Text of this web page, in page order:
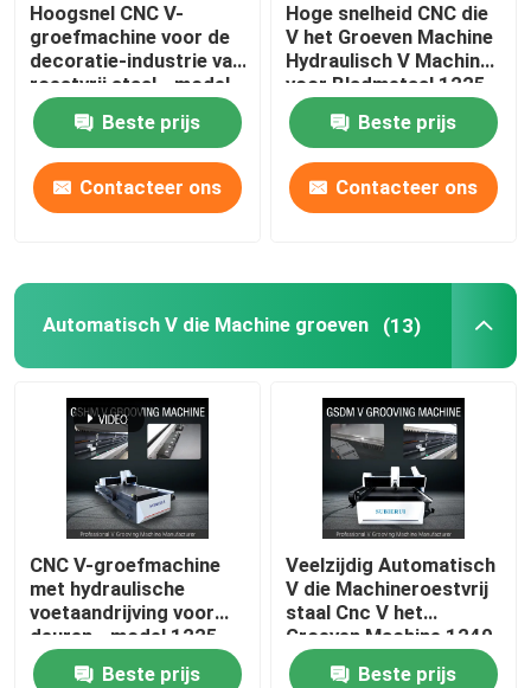
CNC V Snijmachine
V Inlassende Machine
V Groefmachine voor Metaal
Hoogsnel CNC V-
groefmachine voor de
decoratie-industrie van
roestvrij staal - model
1225
Beste prijs
Contacteer ons
Hoge snelheid CNC die
V het Groeven Machine
Hydraulisch V Machine
voor Bladmetaal 1225
groeven
Beste prijs
Contacteer ons
Automatisch V die Machine groeven (13)
CNC V-groefmachine
met hydraulische
voetaandrijving voor
deuren - model 1225
Beste prijs
Veelzijdig Automatisch
V die Machineroestvrij
staal Cnc V het
Groeven Machine 1240
groeven
Beste prijs